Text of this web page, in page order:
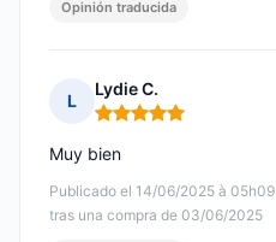
Opinión traducida
L
Lydie C.
Nota: 5 de 5
Publicado el 14/06/2025 à 05h09
tras una compra de 03/06/2025
Muy bien